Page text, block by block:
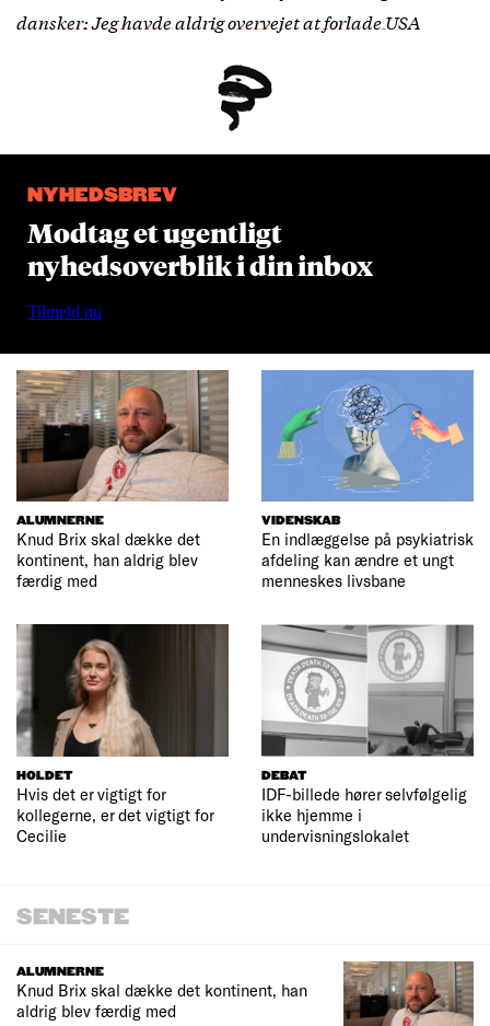
dansker: Jeg havde aldrig overvejet at forlade USA
NYHEDSBREV
Modtag et ugentligt
nyhedsoverblik i din inbox
Tilmeld nu
ALUMNERNE
Knud Brix skal dække det
kontinent, han aldrig blev
færdig med
VIDENSKAB
En indlæggelse på psykiatrisk
afdeling kan ændre et ungt
menneskes livsbane
HOLDET
Hvis det er vigtigt for
kollegerne, er det vigtigt for
Cecilie
DEBAT
IDF-billede hører selvfølgelig
ikke hjemme i
undervisningslokalet
SENESTE
ALUMNERNE
Knud Brix skal dække det kontinent, han
aldrig blev færdig med